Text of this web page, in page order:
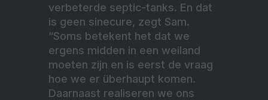
verbeterde septic-tanks. En dat
is geen sinecure, zegt Sam.
“Soms betekent het dat we
ergens midden in een weiland
moeten zijn en is eerst de vraag
hoe we er überhaupt komen.
Daarnaast realiseren we ons